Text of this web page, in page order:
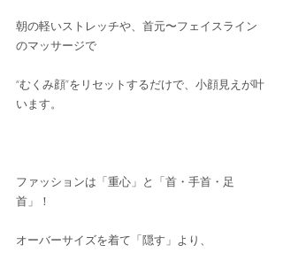
朝の軽いストレッチや、首元〜フェイスライン
のマッサージで
“むくみ顔”をリセットするだけで、小顔見えが叶
います。
ファッションは「重心」と「首・手首・足
首」！
オーバーサイズを着て「隠す」より、